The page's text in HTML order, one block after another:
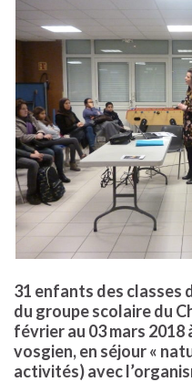
31 enfants des classes
du groupe scolaire du
février au 03 mars 2018
vosgien, en séjour «
activités) avec